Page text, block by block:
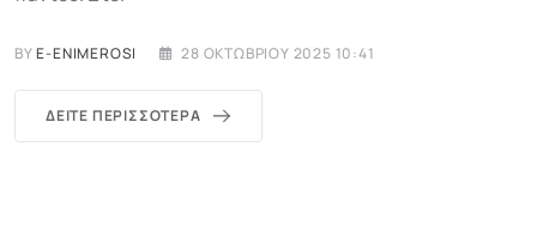
BYE-ENIMEROSI 28 ΟΚΤΩΒΡΊΟΥ 2025 10:41
ΔΕΊΤΕ ΠΕΡΙΣΣΌΤΕΡΑ